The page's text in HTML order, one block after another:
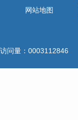
网站地图
访问量： 0003112846